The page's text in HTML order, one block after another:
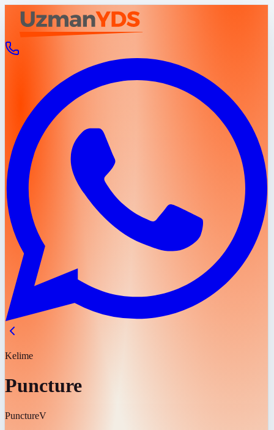
Kelime
Puncture
PunctureV